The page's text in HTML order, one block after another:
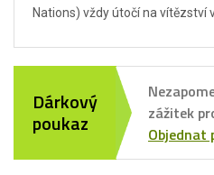
Nations) vždy útočí na vítězství
Dárkový
poukaz
zážitek
Objednat